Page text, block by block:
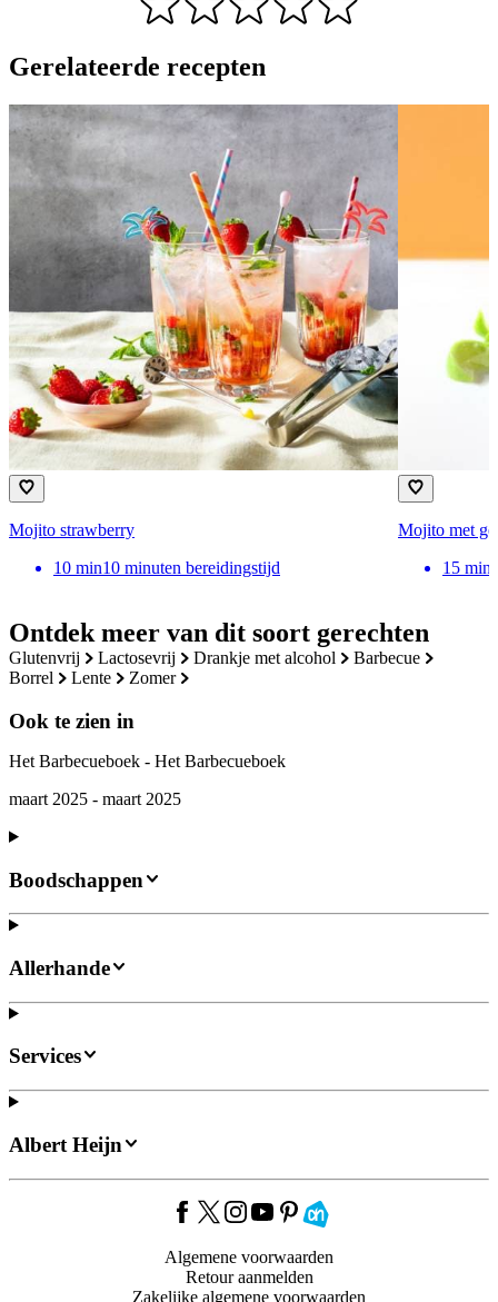
Ontdek meer van dit soort gerechten
glutenvrij lactosevrij drankje met alcohol
barbecue
borrel
lente zomer
Ook te zien in
Het Barbecueboek - Het Barbecueboek
maart 2025 - maart 2025
Gerelateerde recepten
Mojito strawberry
10 min10 minuten bereidingstijd
Mojito met
15 min
Boodschappen
Allerhande
Services
Albert Heijn
Algemene voorwaarden
Retour aanmelden
Zakelijke algemene voorwaarden